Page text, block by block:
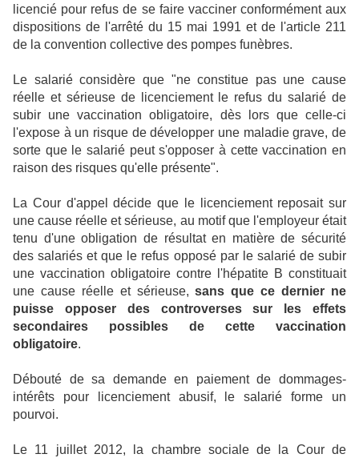
licencié pour refus de se faire vacciner conformément aux
dispositions de l'arrêté du 15 mai 1991 et de l'article 211
de la convention collective des pompes funèbres.
Le salarié considère que "ne constitue pas une cause
réelle et sérieuse de licenciement le refus du salarié de
subir une vaccination obligatoire, dès lors que celle-ci
l'expose à un risque de développer une maladie grave, de
sorte que le salarié peut s'opposer à cette vaccination en
raison des risques qu'elle présente".
La Cour d'appel décide que le licenciement reposait sur
une cause réelle et sérieuse, au motif que l'employeur était
tenu d'une obligation de résultat en matière de sécurité
des salariés et que le refus opposé par le salarié de subir
une vaccination obligatoire contre l'hépatite B constituait
une cause réelle et sérieuse,sans que ce dernier ne
puisse opposer des controverses sur les effets
secondaires possibles de cette vaccination
obligatoire.
Débouté de sa demande en paiement de dommages-
intérêts pour licenciement abusif, le salarié forme un
pourvoi.
Le 11 juillet 2012, la chambre sociale de la Cour de